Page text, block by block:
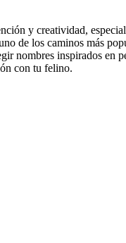
y creatividad,
de los caminos más
nombres inspirados en
con tu felino.